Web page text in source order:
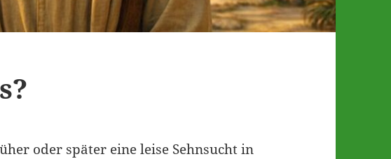
oder später eine leise Sehnsucht in